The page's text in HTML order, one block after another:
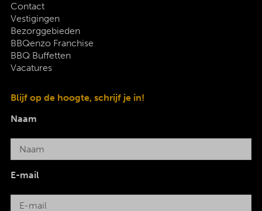
Contact
Vestigingen
Bezorggebieden
BBQenzo Franchise
BBQ Buffetten
Vacatures
Blijf op de hoogte, schrijf je in!
Naam
E-mail